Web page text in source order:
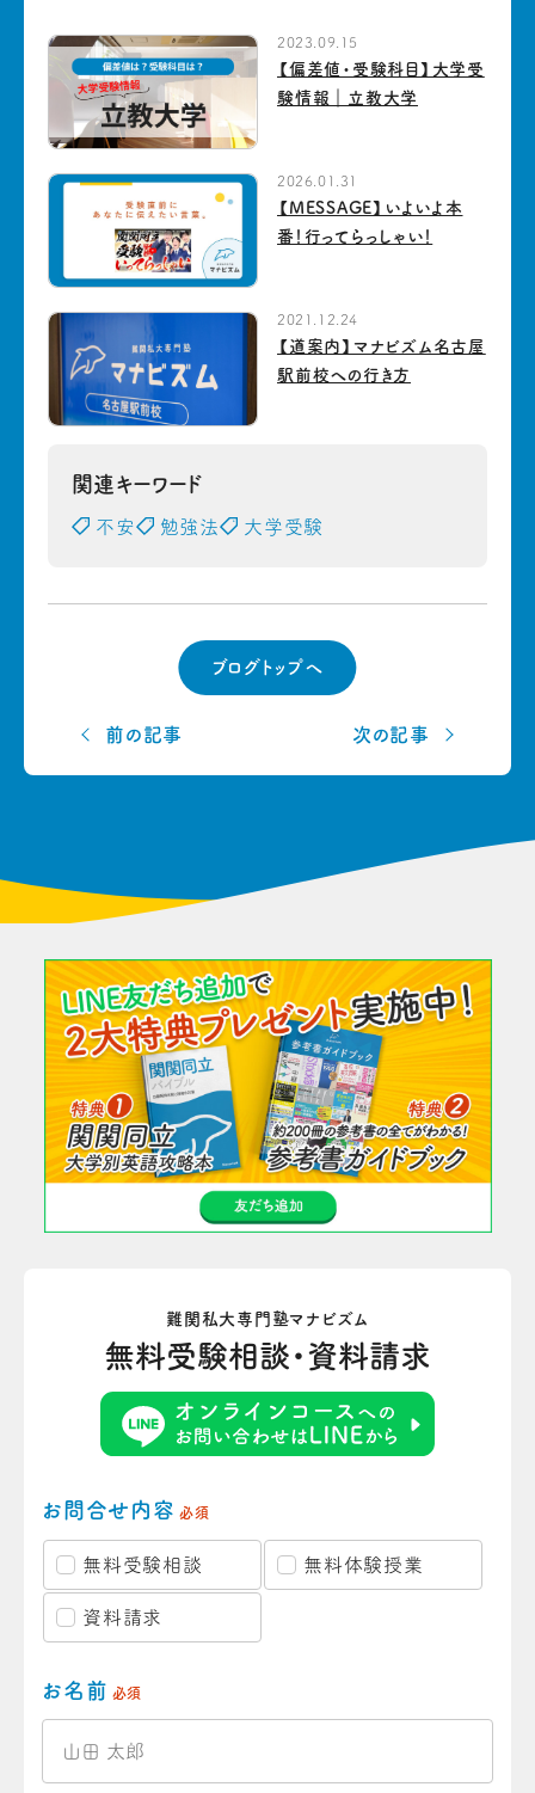
2023.09.15
【偏差値・受験科目】大学受
験情報｜立教大学
2026.01.31
【MESSAGE】いよいよ本
番！行ってらっしゃい！
2021.12.24
【道案内】マナビズム名古屋
駅前校への行き方
関連キーワード
不安 勉強法 大学受験
前の記事
ブログトップへ
次の記事
難関私大専門塾マナビズム
無料受験相談・資料請求
お問合せ内容 必須
無料受験相談 無料体験授業
資料請求
お名前 必須